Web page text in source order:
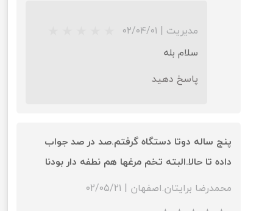
★★ مدیریت | ۰۲/۰۴/۰۱
سلام بله
پاسخ دهید
پنج ساله دوتا دستگاه گرفتم.صد در صد جواب
داده تا حالا.البته تخم مرغها هم نطفه دار بودنا
محمدرضا برایتان.اصفهان | ۰۲/۰۵/۲۱